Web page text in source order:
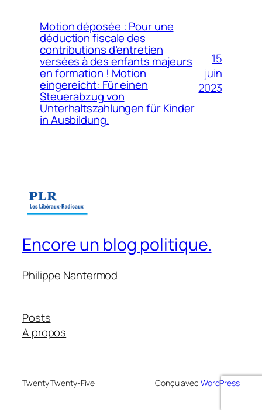
Motion déposée : Pour une
déduction fiscale des
contributions d’entretien
versées à des enfants majeurs
en formation ! Motion
eingereicht: Für einen
Steuerabzug von
Unterhaltszahlungen für Kinder
in Ausbildung.
15
juin
2023
Encore un blog politique.
Philippe Nantermod
Posts
A propos
Twenty Twenty-Five Conçu avec WordPress